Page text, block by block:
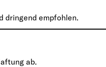
dringend empfohlen.
ab.